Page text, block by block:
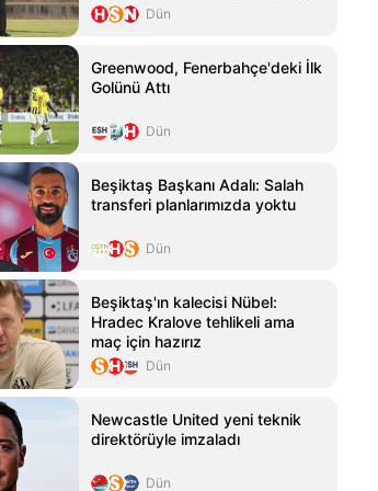
Dün
Greenwood, Fenerbahçe'deki İlk
Golünü Attı
Dün
Beşiktaş Başkanı Adalı: Salah
transferi planlarımızda yoktu
Dün
Beşiktaş'ın kalecisi Nübel:
Hradec Kralove tehlikeli ama
maç için hazırız
Dün
Newcastle United yeni teknik
direktörüyle imzaladı
Dün